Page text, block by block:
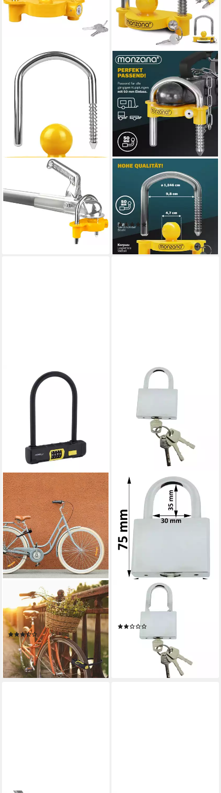
Deichselschloss
24,99 €
lieferbar - in 6-8 Werktagen bei dir
MONZANA
Anhängerschloss (3-tlg), für
gängige Anhängerkupplung
einfache Montage
Diebstahlschutz
19,95 €
lieferbar - in 4-5 Werktagen bei dir
RELAXDAYS
Zahlenbügelschloss
Bügelschloss mit
Zahlenkombination
(4)
17,99 € UVP 39,99 €
-55%
lieferbar - in 2-3 Werktagen bei dir
Vorhängeschloss Sicherheits
Vorhängeschloss 75 mm aus
UVP14,99 €
lieferbar - in 2-3 Werktagen bei dir